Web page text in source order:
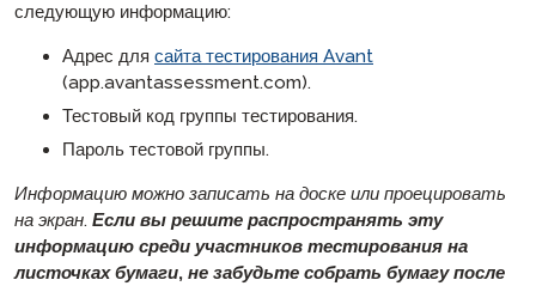
следующую информацию:
Адрес для сайта тестирования Avant
(app.avantassessment.com).
Тестовый код группы тестирования.
Пароль тестовой группы.
Информацию можно записать на доске или проецировать
на экран. Если вы решите распространять эту
информацию среди участников тестирования на
листочках бумаги, не забудьте собрать бумагу после